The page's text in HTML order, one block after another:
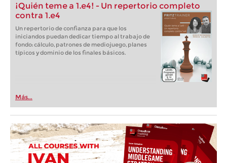
¡Quién teme a 1.e4! - Un repertorio completo
contra 1.e4
Un repertorio de confianza para que los
iniciandos puedan dedicar tiempo al trabajo de
fondo: cálculo, patrones de mediojuego, planes
típicos y dominio de los finales básicos.
Más...